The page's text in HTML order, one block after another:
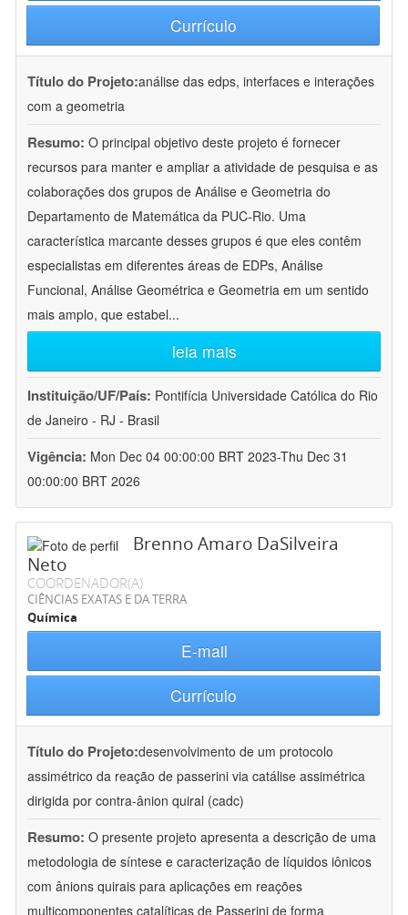
Currículo
Título do Projeto:análise das edps, interfaces e interações
com a geometria
Resumo: O principal objetivo deste projeto é fornecer
recursos para manter e ampliar a atividade de pesquisa e as
colaborações dos grupos de Análise e Geometria do
Departamento de Matemática da PUC-Rio. Uma
característica marcante desses grupos é que eles contêm
especialistas em diferentes áreas de EDPs, Análise
Funcional, Análise Geométrica e Geometria em um sentido
mais amplo, que estabel...
leia mais
Instituição/UF/País: Pontifícia Universidade Católica do Rio
de Janeiro - RJ - Brasil
Vigência: Mon Dec 04 00:00:00 BRT 2023-Thu Dec 31
00:00:00 BRT 2026
Brenno Amaro DaSilveira
Neto
COORDENADOR(A)
CIÊNCIAS EXATAS E DA TERRA
Química
E-mail
Currículo
Título do Projeto:desenvolvimento de um protocolo
assimétrico da reação de passerini via catálise assimétrica
dirigida por contra-ânion quiral (cadc)
Resumo: O presente projeto apresenta a descrição de uma
metodologia de síntese e caracterização de líquidos iônicos
com ânions quirais para aplicações em reações
multicomponentes catalíticas de Passerini de forma